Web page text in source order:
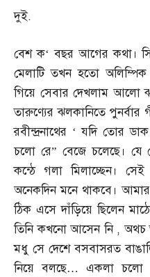
দুই.
বেশ ক‘বছর আগের কথা।
মেলাটি তখন হতো অলিম্পিক
গিয়ে সেবার দেখলাম আলো
তারুণ্যের ঝলকানিতে পুনর্বার
রবীন্দ্রনাথের ‘যদি তোর
চলো রে” বেজে চলেছে। যে
কন্ঠে গলা মিলাচ্ছেন।
অনেকদিন মনে থাকবে। আমার
ঠিক এসে দাঁড়িয়ে ছিলেন
তিনি কখনো আসেন নি ,অথচ
মধু সে দেশে বসবাসরত
নিয়ে বলছে… একলা চলো